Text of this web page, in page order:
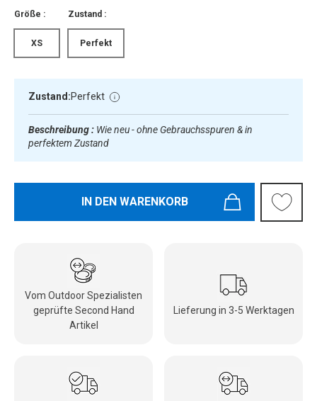
Größe :
XS
Zustand :
Perfekt
Zustand:Perfekt
Beschreibung : Wie neu - ohne Gebrauchsspuren & in
perfektem Zustand
IN DEN WARENKORB
Vom Outdoor Spezialisten
geprüfte Second Hand
Artikel
Lieferung in 3-5 Werktagen